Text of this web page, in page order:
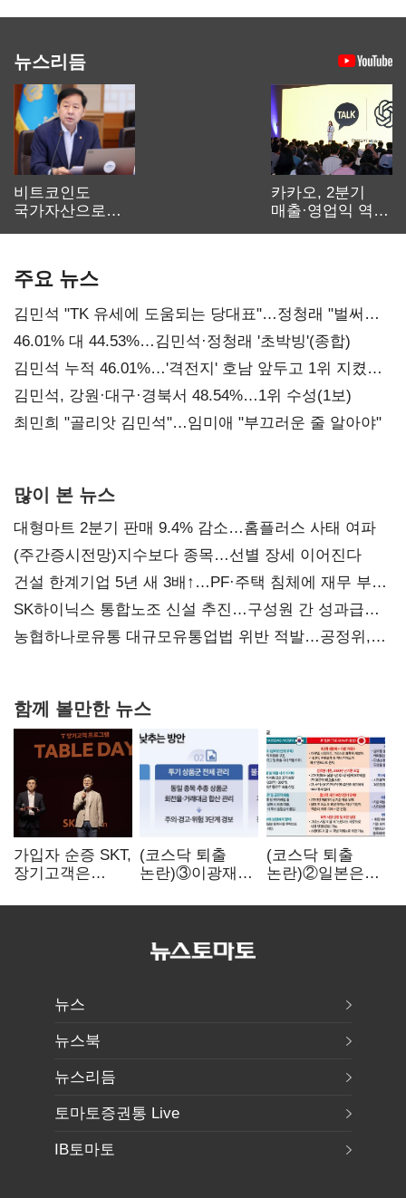
뉴스리듬
비트코인도
국가자산으로…'
카카오, 2분기
매출·영업익 역대
주요 뉴스
김민석 "TK 유세에 도움되는 당대표"…정청래 "벌써
대표된 양 당직 배분"
46.01% 대 44.53%…김민석·정청래 '초박빙'(종합)
김민석 누적 46.01%…'격전지' 호남 앞두고 1위 지켰다
(2보)
김민석, 강원·대구·경북서 48.54%…1위 수성(1보)
최민희 "골리앗 김민석"…임미애 "부끄러운 줄 알아야"
많이 본 뉴스
대형마트 2분기 판매 9.4% 감소…홈플러스 사태 여파
(주간증시전망)지수보다 종목…선별 장세 이어진다
건설 한계기업 5년 새 3배↑…PF·주택 침체에 재무 부담
확대
SK하이닉스 통합노조 신설 추진…구성원 간 성과급
불만 확산
농협하나로유통 대규모유통업법 위반 적발…공정위,
함께 볼만한 뉴스
가입자 순증 SKT,
장기고객은
챙긴다
(코스닥 퇴출
논란)③이광재
자동차 없애지는
(코스닥 퇴출
논란)②일본은
기다려주는데
뉴스
뉴스북
뉴스리듬
토마토증권통 Live
IB토마토